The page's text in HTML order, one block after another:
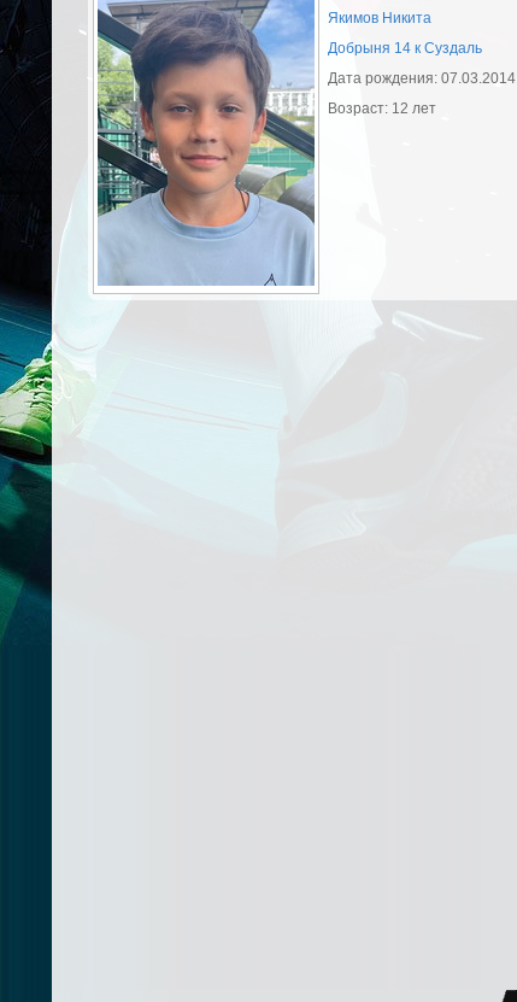
Якимов Никита
Добрыня 14 к Суздаль
Дата рождения: 07.03.2014
Возраст: 12 лет